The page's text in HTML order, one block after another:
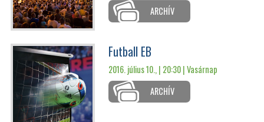
ARCHÍV
Futball EB
2016. július 10., | 20:30 |Vasárnap
ARCHÍV